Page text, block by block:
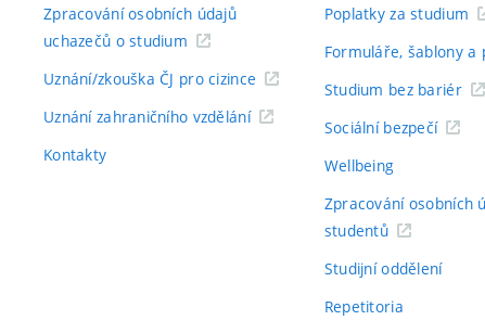
Zpracování osobních údajů
uchazečů o studium
Uznání/zkouška ČJ pro cizince
Uznání zahraničního vzdělání
Kontakty
Poplatky za studium
Formuláře, šablony a
Studium bez bariér
Sociální bezpečí
Wellbeing
Zpracování osobních
studentů
Studijní oddělení
Repetitoria